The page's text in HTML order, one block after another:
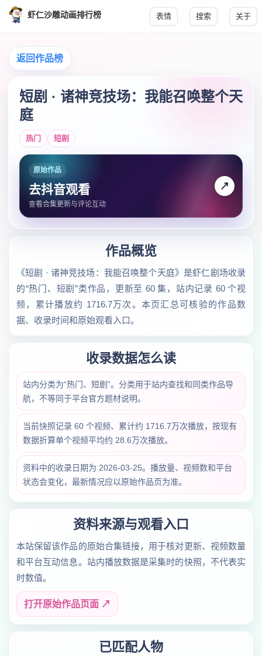
虾仁沙雕动画排行榜 表情 搜索 关于
返回作品榜
短剧 · 诸神竞技场：我能召唤整个天
庭
热门 短剧
原始作品
去抖音观看
查看合集更新与评论互动
↗
作品概览
《短剧 · 诸神竞技场：我能召唤整个天庭》是虾仁剧场收录
的“热门、短剧”类作品，更新至 60 集，站内记录 60 个视
频，累计播放约 1716.7万次。本页汇总可核验的作品数
据、收录时间和原始观看入口。
收录数据怎么读
站内分类为“热门、短剧”。分类用于站内查找和同类作品导
航，不等同于平台官方题材说明。
当前快照记录 60 个视频、累计约 1716.7万次播放，按现有
数据折算单个视频平均约 28.6万次播放。
资料中的收录日期为 2026-03-25。播放量、视频数和平台
状态会变化，最新情况应以原始作品页为准。
资料来源与观看入口
本站保留该作品的原始合集链接，用于核对更新、视频数量
和平台互动信息。站内播放数据是采集时的快照，不代表实
时数值。
打开原始作品页面 ↗
已匹配人物